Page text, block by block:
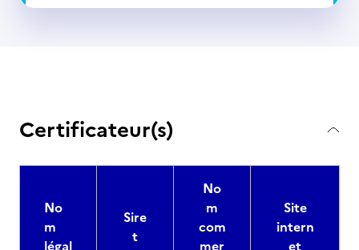
Certificateur(s)
No
m
légal
Sire
t
No
m
com
mer
Site
intern
et